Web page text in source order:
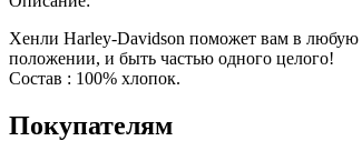
Хенли Harley-Davidson поможет вам в любую
положении, и быть частью одного целого!
Состав : 100% хлопок.
Покупателям